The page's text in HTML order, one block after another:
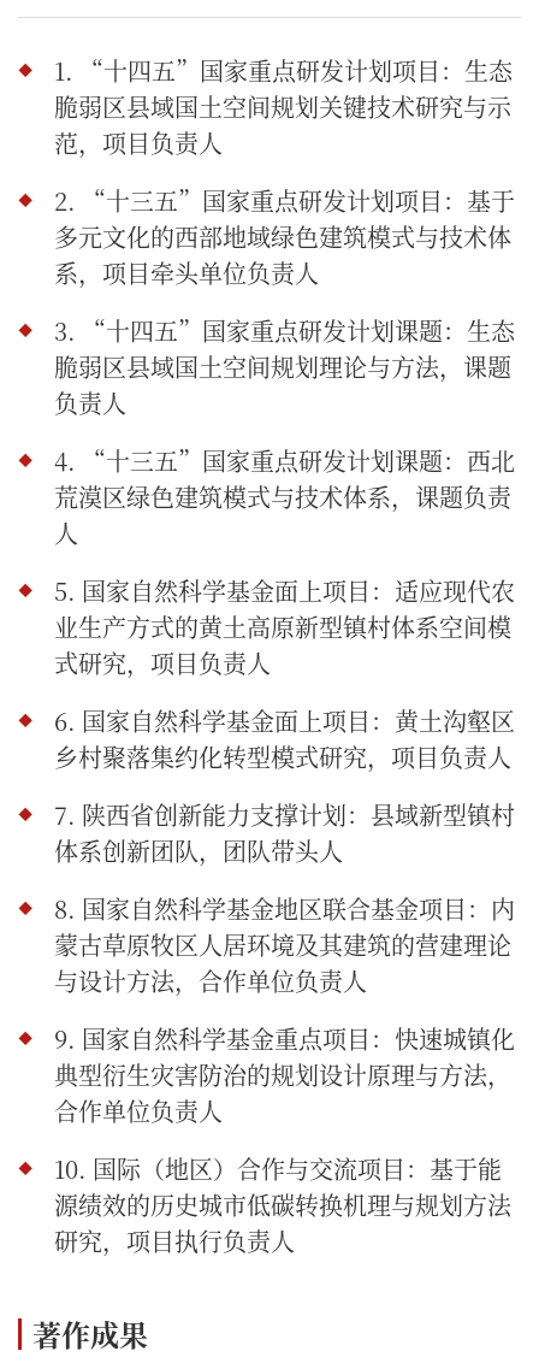
1. “十四五”国家重点研发计划项目：生态
脆弱区县域国土空间规划关键技术研究与示
范，项目负责人
2.
“十三五”国家重点研发计划项目：基于
多元文化的西部地域绿色建筑模式与技术体
系，项目牵头单位负责人
3.
“十四五”国家重点研发计划课题：生态
脆弱区县域国土空间规划理论与方法，课题
负责人
4. “十三五”国家重点研发计划课题：西北
荒漠区绿色建筑模式与技术体系，课题负责
人
5. 国家自然科学基金面上项目：适应现代农
业生产方式的黄土高原新型镇村体系空间模
式研究，项目负责人
6. 国家自然科学基金面上项目：黄土沟壑区
乡村聚落集约化转型模式研究，项目负责人
7. 陕西省创新能力支撑计划：县域新型镇村
体系创新团队，团队带头人
8. 国家自然科学基金地区联合基金项目：内
蒙古草原牧区人居环境及其建筑的营建理论
与设计方法，合作单位负责人
9. 国家自然科学基金重点项目：快速城镇化
典型衍生灾害防治的规划设计原理与方法，
合作单位负责人
10. 国际（地区）合作与交流项目：基于能
源绩效的历史城市低碳转换机理与规划方法
研究，项目执行负责人
著作成果